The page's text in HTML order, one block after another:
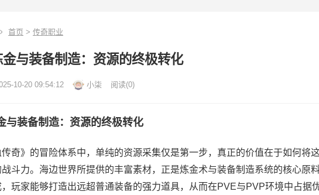
首页 > 传奇职业
金与装备制造：资源的终极转化
10-20 09:54:12 小柒 阅读(0)
与装备制造：资源的终极转化
奇》的冒险体系中，单纯的资源采集仅是第一步，真正的价值在于如何将
斗力。海边世界所提供的丰富素材，正是炼金术与装备制造系统的核心原
玩家能够打造出远超普通装备的强力道具，从而在PVE与PVP环境中占据优